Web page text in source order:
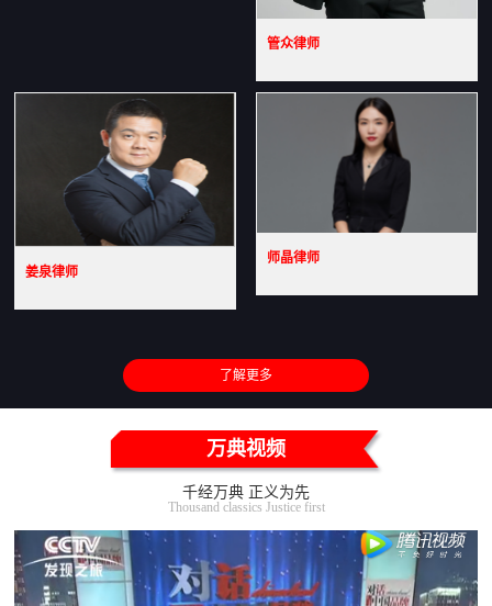
管众律师
姜泉律师
师晶律师
了解更多
万典视频
千经万典 正义为先
Thousand classics Justice first